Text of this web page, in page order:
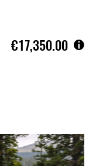
€17,350.00